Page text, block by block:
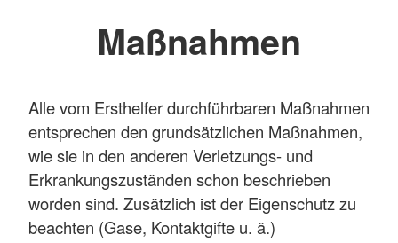
Maßnahmen
Alle vom Ersthelfer durchführbaren Maßnahmen
entsprechen den grundsätzlichen Maßnahmen,
wie sie in den anderen Verletzungs- und
Erkrankungszuständen schon beschrieben
worden sind. Zusätzlich ist der Eigenschutz zu
beachten (Gase, Kontaktgifte u. ä.)